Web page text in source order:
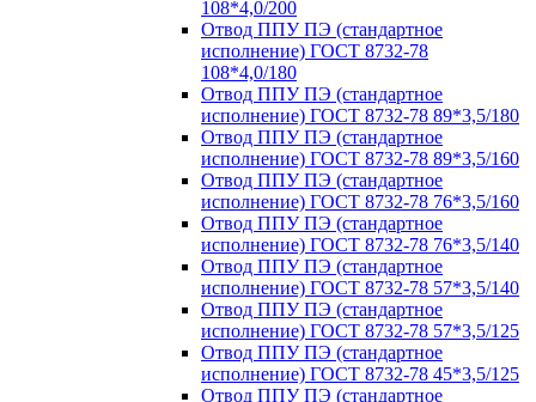
108*4,0/200
Отвод ППУ ПЭ (стандартное
исполнение) ГОСТ 8732-78
108*4,0/180
Отвод ППУ ПЭ (стандартное
исполнение) ГОСТ 8732-78 89*3,5/180
Отвод ППУ ПЭ (стандартное
исполнение) ГОСТ 8732-78 89*3,5/160
Отвод ППУ ПЭ (стандартное
исполнение) ГОСТ 8732-78 76*3,5/160
Отвод ППУ ПЭ (стандартное
исполнение) ГОСТ 8732-78 76*3,5/140
Отвод ППУ ПЭ (стандартное
исполнение) ГОСТ 8732-78 57*3,5/140
Отвод ППУ ПЭ (стандартное
исполнение) ГОСТ 8732-78 57*3,5/125
Отвод ППУ ПЭ (стандартное
исполнение) ГОСТ 8732-78 45*3,5/125
Отвод ППУ ПЭ (стандартное